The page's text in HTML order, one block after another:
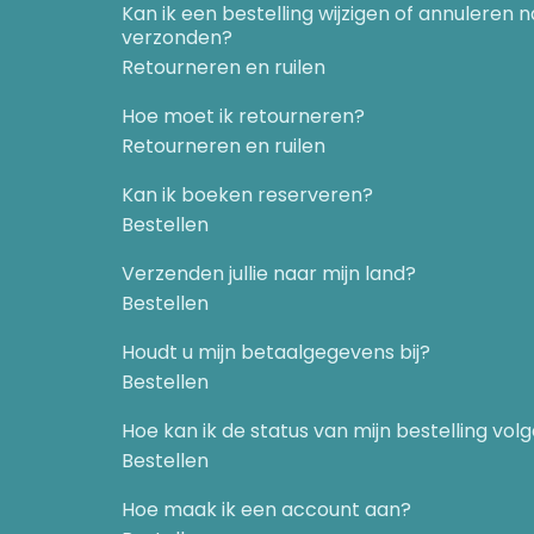
Kan ik een bestelling wijzigen of annuleren
verzonden?
Retourneren en ruilen
Hoe moet ik retourneren?
Retourneren en ruilen
Kan ik boeken reserveren?
Bestellen
Verzenden jullie naar mijn land?
Bestellen
Houdt u mijn betaalgegevens bij?
Bestellen
Hoe kan ik de status van mijn bestelling
Bestellen
Hoe maak ik een account aan?